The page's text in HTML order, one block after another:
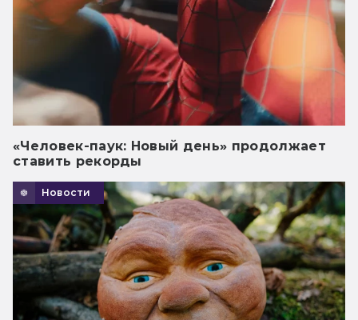
«Человек-паук: Новый день» продолжает
ставить рекорды
Новости